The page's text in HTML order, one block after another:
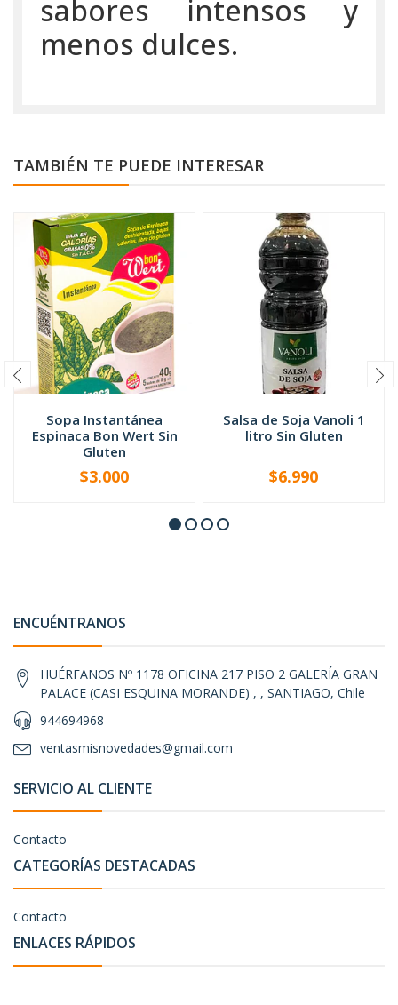
sabores intensos y
menos dulces.
TAMBIÉN TE PUEDE INTERESAR
Sopa Instantánea
Espinaca Bon Wert Sin
Gluten
+
$3.000
Salsa de Soja Vanoli 1
litro Sin Gluten
+
$6.990
ENCUÉNTRANOS
HUÉRFANOS Nº 1178 OFICINA 217 PISO 2 GALERÍA GRAN
PALACE (CASI ESQUINA MORANDE) , , SANTIAGO, Chile
944694968
ventasmisnovedades@gmail.com
SERVICIO AL CLIENTE
Contacto
CATEGORÍAS DESTACADAS
Contacto
ENLACES RÁPIDOS